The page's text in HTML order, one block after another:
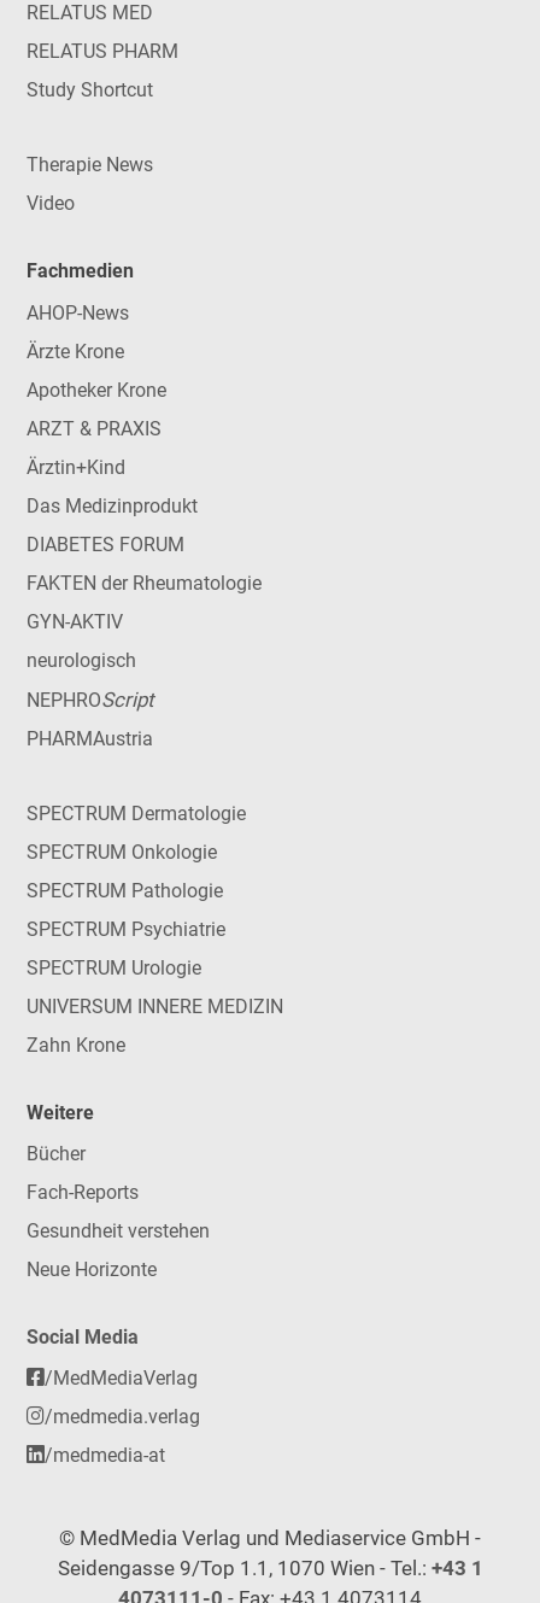
RELATUS MED
RELATUS PHARM
Study Shortcut
Therapie News
Video
Fachmedien
AHOP-News
Ärzte Krone
Apotheker Krone
ARZT & PRAXIS
Ärztin+Kind
Das Medizinprodukt
DIABETES FORUM
FAKTEN der Rheumatologie
GYN-AKTIV
neurologisch
NEPHROScript
PHARMAustria
SPECTRUM Dermatologie
SPECTRUM Onkologie
SPECTRUM Pathologie
SPECTRUM Psychiatrie
SPECTRUM Urologie
UNIVERSUM INNERE MEDIZIN
Zahn Krone
Weitere
Bücher
Fach-Reports
Gesundheit verstehen
Neue Horizonte
Social Media
/MedMediaVerlag
/medmedia.verlag
/medmedia-at
© MedMedia Verlag und Mediaservice GmbH -
Seidengasse 9/Top 1.1, 1070 Wien - Tel.: +43 1